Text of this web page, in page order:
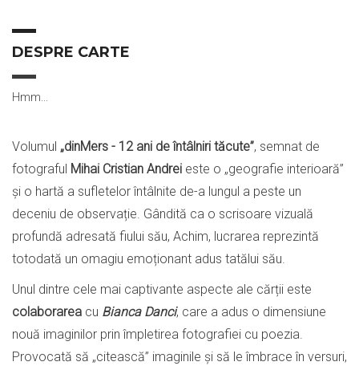
DESPRE CARTE
Hmm...
Volumul „dinMers - 12 ani de întâlniri tăcute”, semnat de
fotograful Mihai Cristian Andrei este o „geografie interioară”
și o hartă a sufletelor întâlnite de-a lungul a peste un
deceniu de observație. Gândită ca o scrisoare vizuală
profundă adresată fiului său, Achim, lucrarea reprezintă
totodată un omagiu emoționant adus tatălui său.
Unul dintre cele mai captivante aspecte ale cărții este
colaborarea cu Bianca Danci, care a adus o dimensiune
nouă imaginilor prin împletirea fotografiei cu poezia.
Provocată să „citească” imaginile și să le îmbrace în versuri,